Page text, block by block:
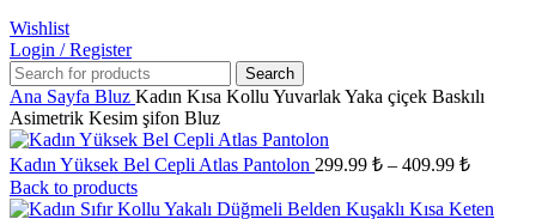
Wishlist
Login / Register
Search
Ana Sayfa Bluz Kadın Kısa Kollu Yuvarlak Yaka çiçek Baskılı
Asimetrik Kesim şifon Bluz
Kadın Yüksek Bel Cepli Atlas Pantolon 299.99 ₺ – 409.99 ₺Fiyat
299.99 ₺
Back to products